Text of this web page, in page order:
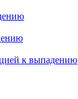
к выпадению